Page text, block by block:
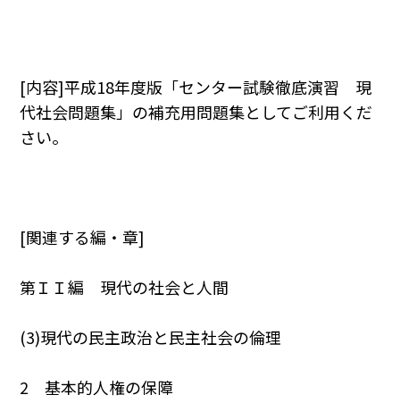
[内容]平成18年度版「センター試験徹底演習 現
代社会問題集」の補充用問題集としてご利用くだ
さい。
[関連する編・章]
第ＩＩ編 現代の社会と人間
(3)現代の民主政治と民主社会の倫理
2 基本的人権の保障